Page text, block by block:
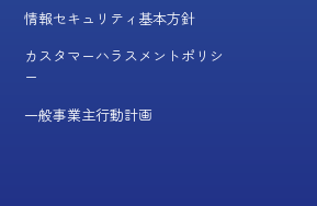
情報セキュリティ基本方針
カスタマーハラスメントポリシ
ー
一般事業主行動計画